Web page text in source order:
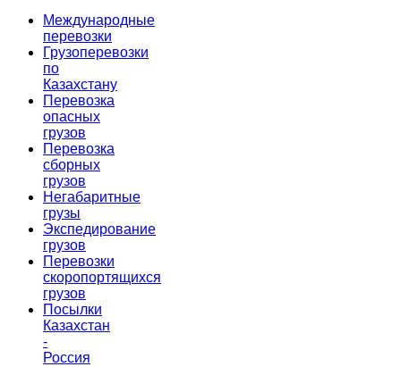
Международные
перевозки
Грузоперевозки
по
Казахстану
Перевозка
опасных
грузов
Перевозка
сборных
грузов
Негабаритные
грузы
Экспедирование
грузов
Перевозки
скоропортящихся
грузов
Посылки
Казахстан
-
Россия